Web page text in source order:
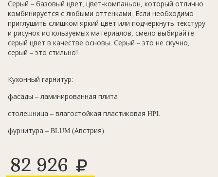
Серый – базовый цвет, цвет-компаньон, который отлично
комбинируется с любыми оттенками. Если необходимо
приглушить слишком яркий цвет или подчеркнуть текстуру
и рисунок используемых материалов, смело выбирайте
серый цвет в качестве основы. Серый – это не скучно,
серый – это стильно!
Кухонный гарнитур:⠀
фасады – ламинированная плита
столешница – влагостойкая пластиковая HPL⠀
фурнитура – BLUM (Австрия)⠀
82 926